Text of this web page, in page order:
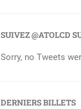
SUIVEZ @ATOLCD
Sorry, no Tweets
DERNIERS BILLETS